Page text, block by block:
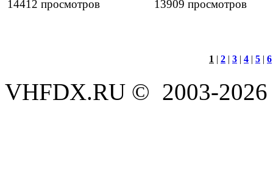
14412 просмотров 13909 просмотров
1 | 2 | 3 | 4 | 5 | 6
VHFDX.RU © 2003-2026